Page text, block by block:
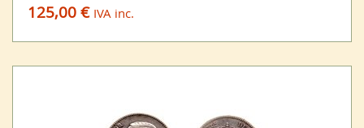
125,00 € IVA inc.